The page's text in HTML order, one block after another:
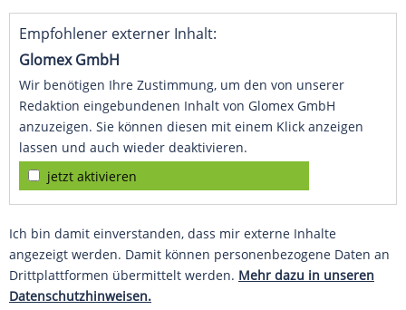
Empfohlener externer Inhalt:
Glomex GmbH
Wir benötigen Ihre Zustimmung, um den von unserer
Redaktion eingebundenen Inhalt von Glomex GmbH
anzuzeigen. Sie können diesen mit einem Klick anzeigen
lassen und auch wieder deaktivieren.
jetzt aktivieren
Ich bin damit einverstanden, dass mir externe Inhalte
angezeigt werden. Damit können personenbezogene Daten an
Drittplattformen übermittelt werden. Mehr dazu in unseren
Datenschutzhinweisen.